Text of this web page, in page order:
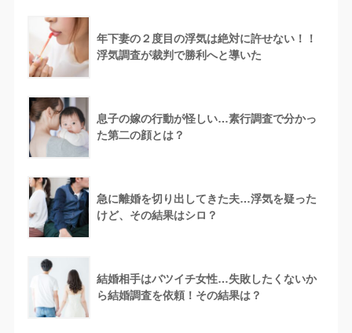
年下妻の２度目の浮気は絶対に許せない！！
浮気調査が裁判で勝利へと導いた
息子の嫁の行動が怪しい…素行調査で分かっ
た第二の顔とは？
急に離婚を切り出してきた夫…浮気を疑った
けど、その結果はシロ？
結婚相手はバツイチ女性…失敗したくないか
ら結婚調査を依頼！その結果は？